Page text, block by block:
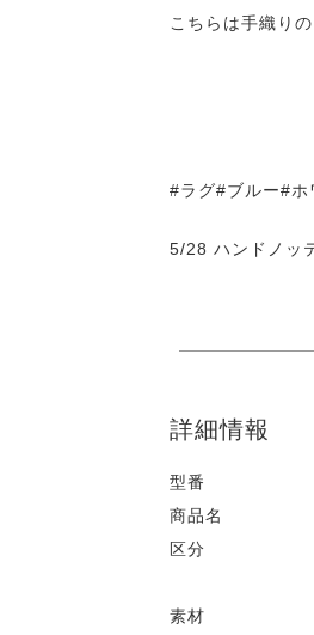
こちらは手織り
#ラグ#ブルー#
5/28 ハンドノッ
詳細情報
型番
商品名
区分
素材